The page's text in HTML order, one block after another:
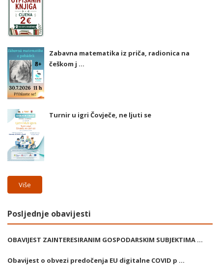
Zabavna matematika iz priča, radionica na
češkom j ...
Turnir u igri Čovječe, ne ljuti se
Više
Posljednje obavijesti
OBAVIJEST ZAINTERESIRANIM GOSPODARSKIM SUBJEKTIMA ...
Obavijest o obvezi predočenja EU digitalne COVID p ...